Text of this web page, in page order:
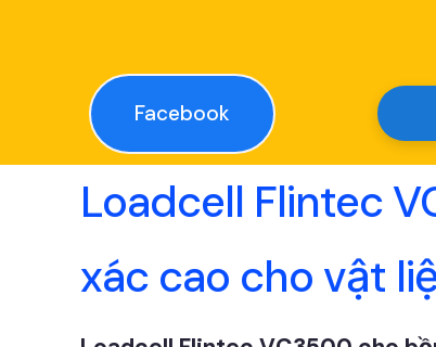
Facebook
Loadcell Flintec
xác cao cho vật